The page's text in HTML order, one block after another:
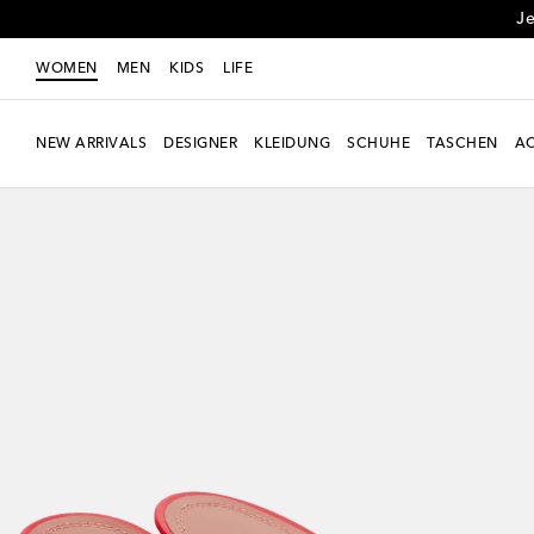
WOMEN MEN KIDS LIFE
NEW ARRIVALS DESIGNER KLEIDUNG SCHUHE TASCHEN